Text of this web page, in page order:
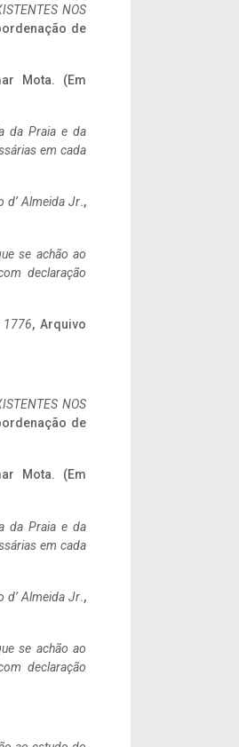
NOS
de
Mota. (Em
da Praia e da
em cada
d’ Almeida Jr.,
se achão ao
declaração
1776, Arquivo
NOS
de
Mota. (Em
da Praia e da
em cada
d’ Almeida Jr.,
se achão ao
declaração